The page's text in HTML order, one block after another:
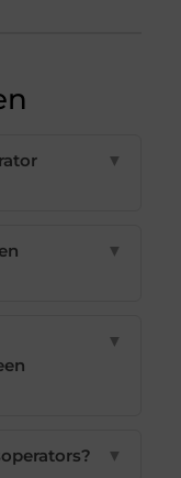
▼
▼
▼
▼